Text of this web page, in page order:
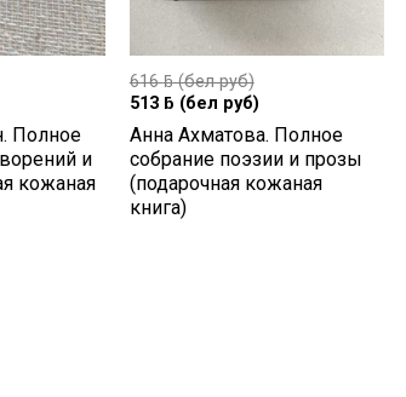
Полное
и
кожаная
616ƃ(бел руб)
513 ƃ (бел руб)
Анна Ахматова. Полное
собрание поэзии и прозы
(подарочная кожаная
книга)